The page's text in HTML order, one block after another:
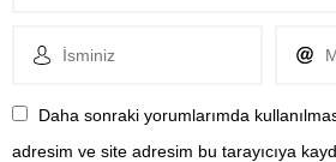
Daha sonraki yorumlarımda
adresim ve site adresim bu tarayıcıya